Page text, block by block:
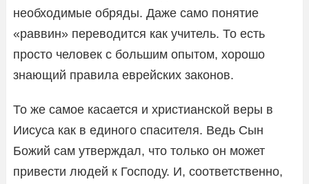
необходимые обряды. Даже само понятие
«раввин» переводится как учитель. То есть
просто человек с большим опытом, хорошо
знающий правила еврейских законов.
То же самое касается и христианской веры в
Иисуса как в единого спасителя. Ведь Сын
Божий сам утверждал, что только он может
привести людей к Господу. И, соответственно,